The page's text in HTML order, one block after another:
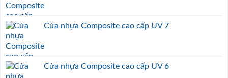
Cửa nhựa Composite cao cấp UV 7
Cửa nhựa Composite cao cấp UV 6